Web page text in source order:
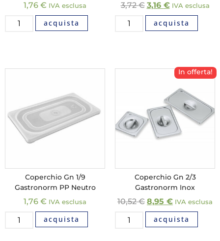
1,76 € IVA esclusa
acquista
3,72€ 3,16 € IVA esclusa
acquista
Coperchio Gn 1/9
Gastronorm PP Neutro
1,76 € IVA esclusa
acquista
In offerta!
Coperchio Gn 2/3
Gastronorm Inox
10,52€ 8,95 € IVA esclusa
acquista